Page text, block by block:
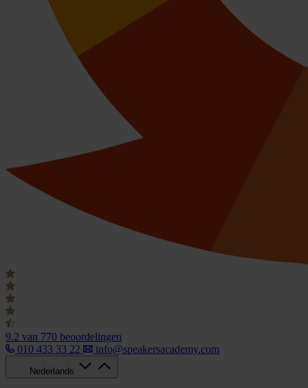
9.2 van 770 beoordelingen
010 433 33 22
info@speakersacademy.com
Nederlands